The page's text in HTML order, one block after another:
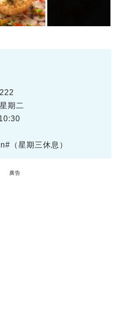
期二
（星期三休息）
廣告